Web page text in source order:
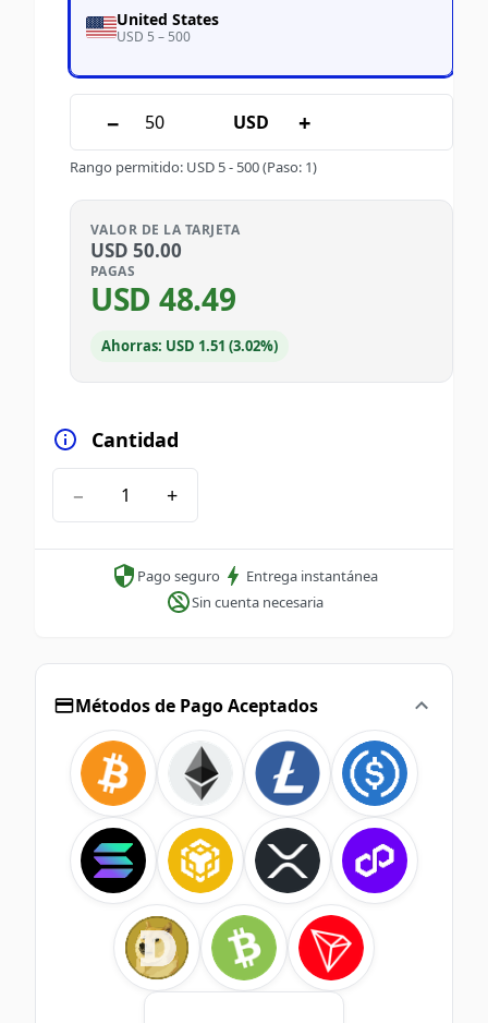
United States
USD 5 – 500
− USD +
Rango permitido: USD 5- 500(Paso: 1)
VALOR DE LA TARJETA
USD 50.00
PAGAS
USD 48.49
Ahorras: USD 1.51 (3.02%)
Cantidad
− +
Pago seguro
Entrega instantánea
Sin cuenta necesaria
Métodos de Pago Aceptados